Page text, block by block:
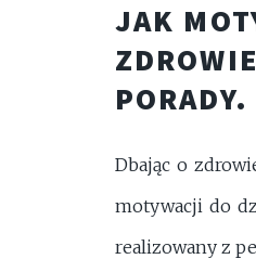
JAK
PORADY.
Dbając o
motywacji do
realizowany z